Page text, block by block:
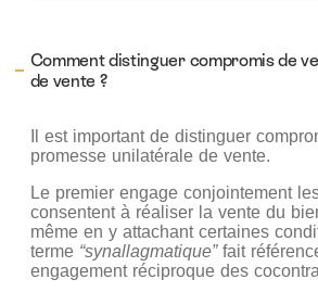
Comment distinguer compromis de
de vente ?
Il est important de distinguer
promesse unilatérale de vente.
Le premier engage conjointement
consentent à réaliser la vente du
même en y attachant certaines
terme “synallagmatique”fait
engagement réciproque des